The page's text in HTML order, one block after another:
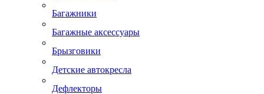
Багажники
Багажные аксессуары
Брызговики
Детские автокресла
Дефлекторы